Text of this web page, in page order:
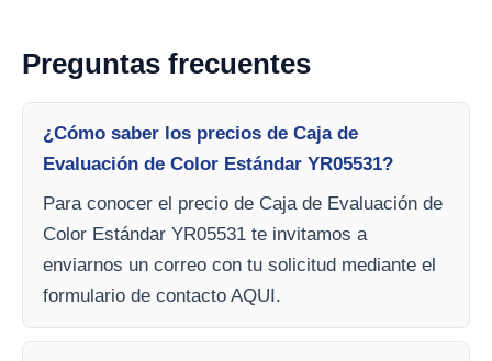
Preguntas frecuentes
¿Cómo saber los precios de Caja de
Evaluación de Color Estándar YR05531?
Para conocer el precio de Caja de Evaluación de
Color Estándar YR05531 te invitamos a
enviarnos un correo con tu solicitud mediante el
formulario de contacto AQUI.